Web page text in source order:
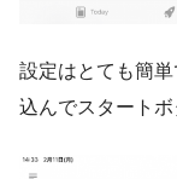
設定はとても簡単
込んでスタート